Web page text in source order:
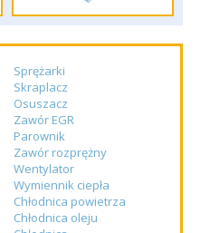
Sprężarki
Skraplacz
Osuszacz
Zawór EGR
Parownik
Zawór rozprężny
Wentylator
Wymiennik ciepła
Chłodnica powietrza
Chłodnica oleju